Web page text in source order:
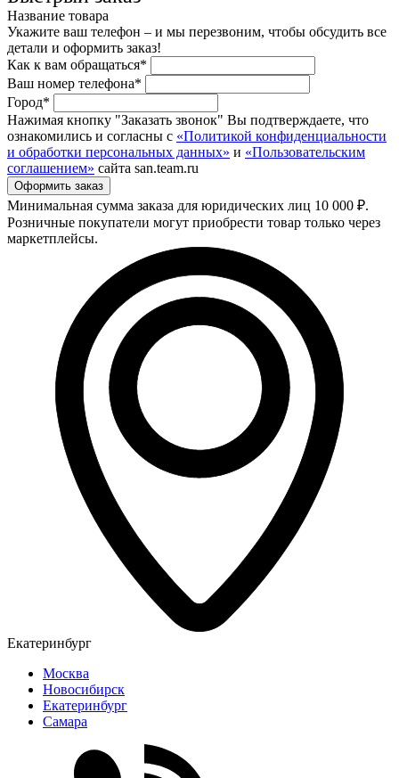
Название товара
Укажите ваш телефон – и мы перезвоним, чтобы обсудить все
детали и оформить заказ!
Как к вам обращаться*
Ваш номер телефона*
Город*
Нажимая кнопку "Заказать звонок" Вы подтверждаете, что
ознакомились и согласны с «Политикой конфиденциальности
и обработки персональных данных» и «Пользовательским
соглашением» сайта san.team.ru
Минимальная сумма заказа для юридических лиц 10 000 ₽.
Розничные покупатели могут приобрести товар только через
маркетплейсы.
Екатеринбург
Москва
Новосибирск
Екатеринбург
Самара